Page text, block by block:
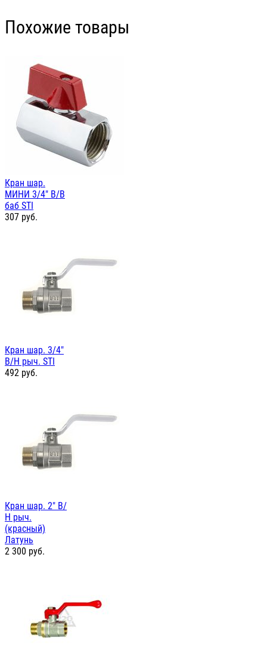
Похожие товары
Кран шар.
МИНИ 3/4" В/В
баб STI
307 руб.
Кран шар. 3/4"
В/Н рыч. STI
492 руб.
Кран шар. 2" В/
Н рыч.
(красный)
Латунь
2 300 руб.